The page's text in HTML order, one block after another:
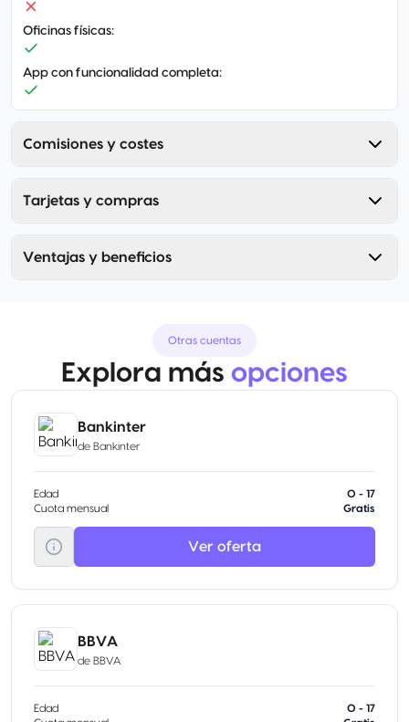
Oficinas físicas:
App con funcionalidad completa:
Comisiones y costes
Tarjetas y compras
Ventajas y beneficios
Otras cuentas
Explora más opciones
Bankinter
de Bankinter
Edad
0 - 17
Cuota mensual
Gratis
Ver oferta
BBVA
de BBVA
Edad
0 - 17